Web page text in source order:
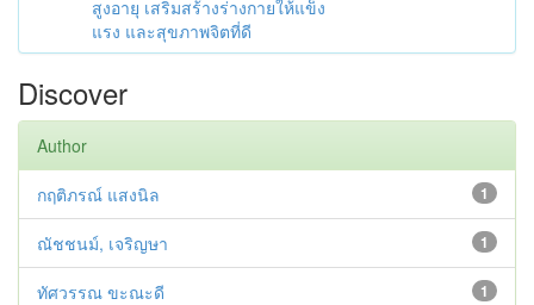
สูงอายุ เสริมสร้างร่างกายให้แข็ง
แรง และสุขภาพจิตที่ดี
Discover
Author
1
กฤติภรณ์ แสงนิล
1
ณัชชนม์, เจริญษา
1
ทัศวรรณ ขะณะดี